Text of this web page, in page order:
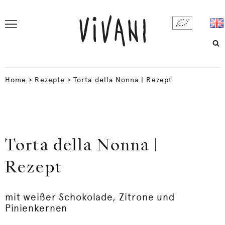
Home > Rezepte >Torta della Nonna | Rezept
Torta della Nonna |
Rezept
mit weißer Schokolade, Zitrone und
Pinienkernen